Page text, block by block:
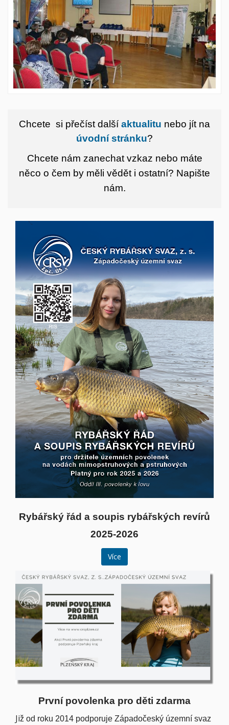
Chcete si přečíst další aktualitu nebo jít na
úvodní stránku?
Chcete nám zanechat vzkaz nebo máte
něco o čem by měli vědět i ostatní? Napište
nám.
Rybářský řád a soupis rybářských revírů
2025-2026
Více
První povolenka pro děti zdarma
Již od roku 2014 podporuje Západočeský územní svaz